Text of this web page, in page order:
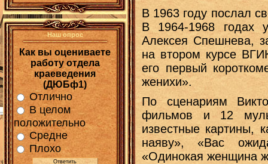
Наш опрос
Как вы оцениваете
работу отдела
краеведения
(ДЮБф1)
Отлично
В целом
положительно
Средне
Плохо
В 1963 году послал
В 1964-1968 годах
Алексея Спешнева,
на втором курсе
его первый
женихи».
По сценариям
фильмов и 12
известные картины,
наяву», «Вас
«Одинокая женщина